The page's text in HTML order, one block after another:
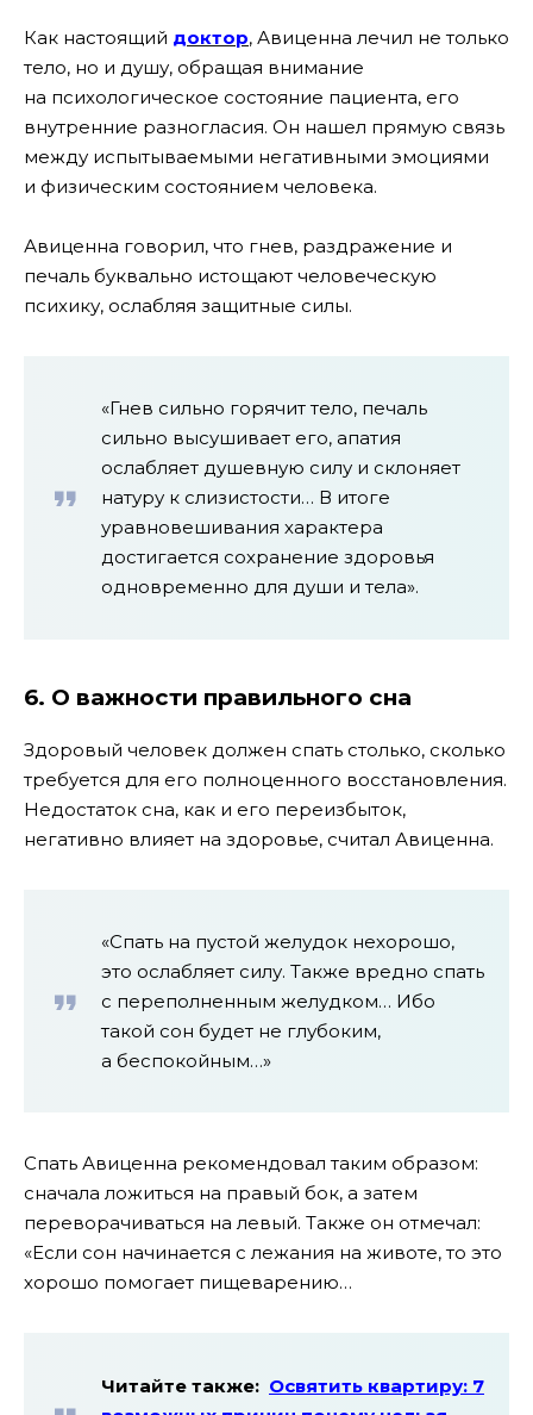
Как настоящий доктор, Авиценна лечил не только
тело, но и душу, обращая внимание
на психологическое состояние пациента, его
внутренние разногласия. Он нашел прямую связь
между испытываемыми негативными эмоциями
и физическим состоянием человека.
Авиценна говорил, что гнев, раздражение и
печаль буквально истощают человеческую
психику, ослабляя защитные силы.
«Гнев сильно горячит тело, печаль
сильно высушивает его, апатия
ослабляет душевную силу и склоняет
натуру к слизистости… В итоге
уравновешивания характера
достигается сохранение здоровья
одновременно для души и тела».
6. О важности правильного сна
Здоровый человек должен спать столько, сколько
требуется для его полноценного восстановления.
Недостаток сна, как и его переизбыток,
негативно влияет на здоровье, считал Авиценна.
«Спать на пустой желудок нехорошо,
это ослабляет силу. Также вредно спать
с переполненным желудком… Ибо
такой сон будет не глубоким,
а беспокойным…»
Спать Авиценна рекомендовал таким образом:
сначала ложиться на правый бок, а затем
переворачиваться на левый. Также он отмечал:
«Если сон начинается с лежания на животе, то это
хорошо помогает пищеварению…
Читайте также: Освятить квартиру: 7